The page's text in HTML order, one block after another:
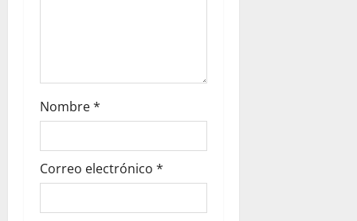
Nombre*
Correo electrónico *